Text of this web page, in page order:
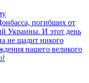
погибших от
Украины. И этот день
не щадит никого
нашего великого